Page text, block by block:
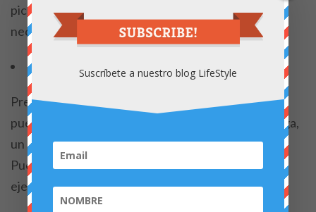
picar. Si vives en pareja, podéis hacerlo juntos. No
necesitas un balneario, solo tiempo para ti.
Maratón de películas o series temáticas
Prepárate para ver esas series pendientes que no
puedes completar el resto del tiempo. Elige una saga,
un país o un género y dedícale un día completo.
Puedes acompañarlo con comida relacionada (por
ejemplo: cine italiano + pizza casera).
Suscríbete a nuestro blog LifeStyle